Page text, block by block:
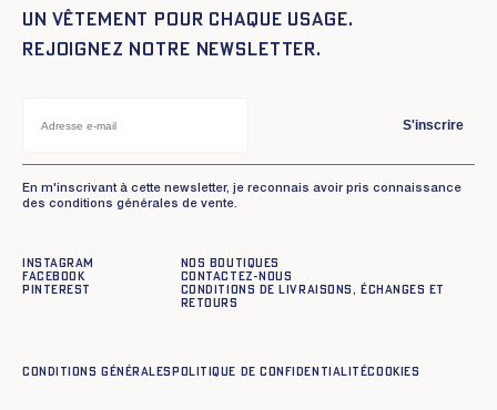
Un vêtement pour chaque usage.
Rejoignez notre newsletter.
S'inscrire
En m'inscrivant à cette newsletter, je reconnais avoir pris connaissance
des conditions générales de vente.
Instagram
Facebook
Pinterest
Nos boutiques
Contactez-nous
Conditions de livraisons, échanges et
retours
Conditions générales Politique de confidentialitéCookies